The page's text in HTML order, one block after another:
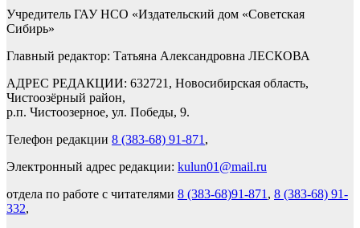
Учредитель ГАУ НСО «Издательский дом «Советская
Сибирь»
Главный редактор: Татьяна Александровна ЛЕСКОВА
АДРЕС РЕДАКЦИИ: 632721, Новосибирская область,
Чистоозёрный район,
р.п. Чистоозерное, ул. Победы, 9.
Телефон редакции 8 (383-68) 91-871 ,
Электронный адрес редакции: kulun01@mail.ru
отдела по работе с читателями 8 (383-68)91-871 , 8 (383-68) 91-
332,